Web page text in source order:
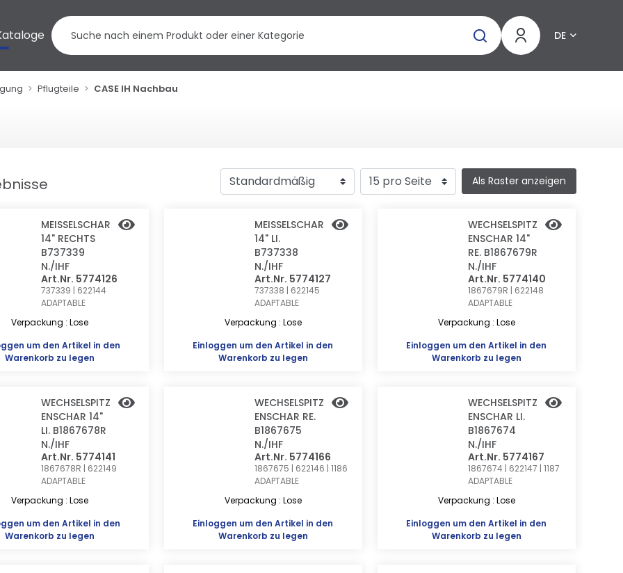
DE
Pflugteile CASE IH Nachbau
Als Raster anzeigen
MEISSELSCHAR 1
4" RECHTS B
737339 N
./IHF
Art.Nr. 5774126
737339 | 622144
ADAPTABLE
Verpackung : Lose
um den Artikel in den
Warenkorb zu legen
MEISSELSCHAR 1
4" LI. B
737338 N
./IHF
Art.Nr. 5774127
737338 | 622145
ADAPTABLE
Verpackung : Lose
Einloggen um den Artikel in den
Warenkorb zu legen
WECHSELSPITZ
ENSCHAR 14"
RE. B1867679R
N./IHF
Art.Nr. 5774140
1867679R | 622148
ADAPTABLE
Verpackung : Lose
Einloggen um den Artikel in den
Warenkorb zu legen
WECHSELSPITZ
ENSCHAR 14"
LI. B1867678R
N./IHF
Art.Nr. 5774141
1867678R | 622149
ADAPTABLE
Verpackung : Lose
um den Artikel in den
Warenkorb zu legen
WECHSELSPITZ
ENSCHAR RE.
B1867675
N./IHF
Art.Nr. 5774166
1867675 | 622146 | 1186
ADAPTABLE
Verpackung : Lose
Einloggen um den Artikel in den
Warenkorb zu legen
WECHSELSPITZ
ENSCHAR LI.
B1867674
N./IHF
Art.Nr. 5774167
1867674 | 622147 | 1187
ADAPTABLE
Verpackung : Lose
Einloggen um den Artikel in den
Warenkorb zu legen